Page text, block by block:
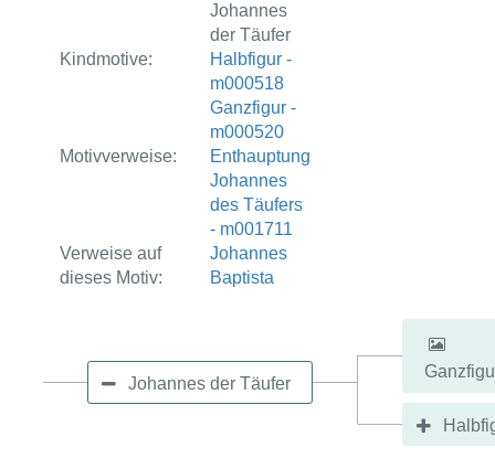
Johannes
der Täufer
Kindmotive:
Halbfigur -
m000518
Ganzfigur -
m000520
Motivverweise:
Enthauptung
Johannes
des Täufers
- m001711
Verweise auf
dieses Motiv:
Johannes
Baptista
Johannes der Täufer